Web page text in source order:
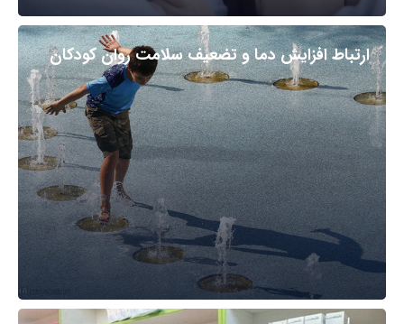
ارتباط افزایش دما و تضعیف سلامت روان کودکان